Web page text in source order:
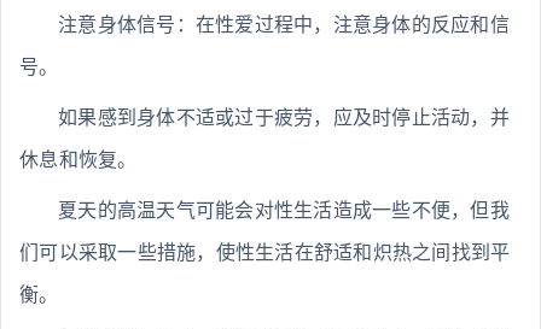
注意身体信号：在性爱过程中，注意身体的反应和信
号。
如果感到身体不适或过于疲劳，应及时停止活动，并
休息和恢复。
夏天的高温天气可能会对性生活造成一些不便，但我
们可以采取一些措施，使性生活在舒适和炽热之间找到平
衡。